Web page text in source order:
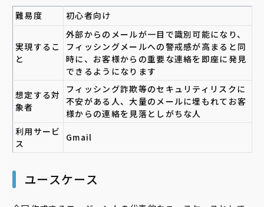
難易度 初心者向け
実現するこ
と
外部からのメールが一目で識別可能になり、
フィッシングメールへの警戒感が高まると同
時に、お客様からの重要な連絡を即座に発見
できるようになります
想定する対
象者
フィッシング詐欺等のセキュリティリスクに
不安がある人、大量のメールに埋もれてお客
様からの連絡を見落としがちな人
利用サービ
ス
Gmail
ユースケース